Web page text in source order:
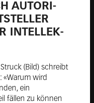
AU­TO­RI­
IN­TEL­LEK­
(Bild) schreibt
«Warum wird
ein
fällen zu können